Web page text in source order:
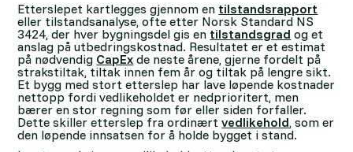
Etterslepet kartlegges gjennom en tilstandsrapport
eller tilstandsanalyse, ofte etter Norsk Standard NS
3424, der hver bygningsdel gis en tilstandsgrad og et
anslag på utbedringskostnad. Resultatet er et estimat
på nødvendig CapEx de neste årene, gjerne fordelt på
strakstiltak, tiltak innen fem år og tiltak på lengre sikt.
Et bygg med stort etterslep har lave løpende kostnader
nettopp fordi vedlikeholdet er nedprioritert, men
bærer en stor regning som før eller siden forfaller.
Dette skiller etterslep fra ordinærtvedlikehold, som er
den løpende innsatsen for å holde bygget i stand.